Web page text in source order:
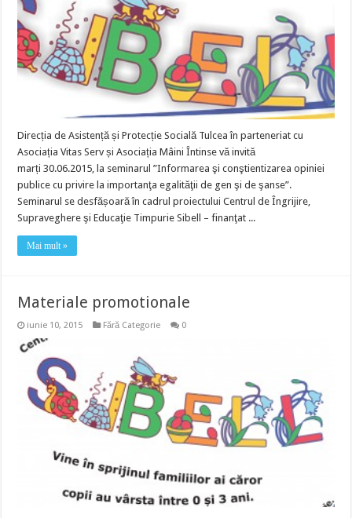
Direcția de Asistență și Protecție Socială Tulcea în parteneriat cu
Asociația Vitas Serv și Asociația Mâini Întinse vă invită
marți 30.06.2015, la seminarul ”Informarea şi conştientizarea opiniei
publice cu privire la importanţa egalităţii de gen şi de şanse”.
Seminarul se desfășoară în cadrul proiectului Centrul de Îngrijire,
Supraveghere şi Educaţie Timpurie Sibell – finanţat ...
Mai mult »
Materiale promotionale
iunie 10, 2015 Fără Categorie 0